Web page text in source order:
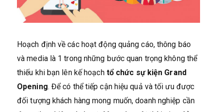
Hoạch định về các hoạt động quảng cáo, thông báo
và media là 1 trong những bước quan trọng không thể
thiếu khi bạn lên kế hoạch tổ chức sự kiện Grand
Opening. Để có thể tiếp cận hiệu quả và tối ưu được
đối tượng khách hàng mong muốn, doanh nghiệp cần